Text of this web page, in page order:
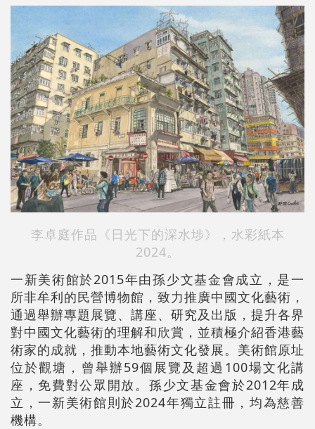
李卓庭作品《日光下的深水埗》，水彩紙本
2024。
一新美術館於2015年由孫少文基金會成立，是一
所非牟利的民營博物館，致力推廣中國文化藝術，
通過舉辦專題展覽、講座、研究及出版，提升各界
對中國文化藝術的理解和欣賞，並積極介紹香港藝
術家的成就，推動本地藝術文化發展。美術館原址
位於觀塘，曾舉辦59個展覽及超過100場文化講
座，免費對公眾開放。孫少文基金會於2012年成
立，一新美術館則於2024年獨立註冊，均為慈善
機構。